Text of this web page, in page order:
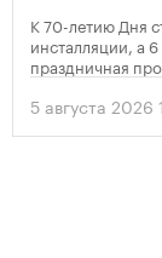
К 70-летию Дня
инсталляции, а
праздничная
5 августа 2026